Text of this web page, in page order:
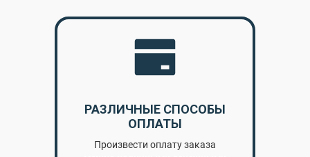
РАЗЛИЧНЫЕ СПОСОБЫ
ОПЛАТЫ
Произвести оплату заказа